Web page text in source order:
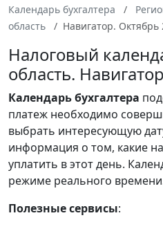
Календарь бухгалтера
область
Навигатор. Октябрь
Налоговый
область.
Календарьбухгалтера
платеж необходимо
выбрать интересующую
информация о том, какие
уплатить в этот день.
режиме реального
Полезные сервисы: